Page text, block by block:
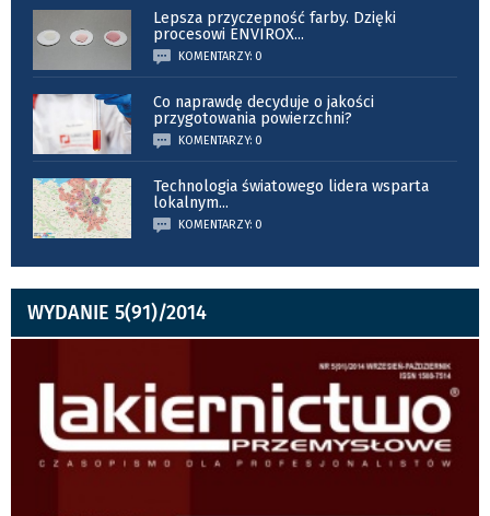
Lepsza przyczepność farby. Dzięki
procesowi ENVIROX...
KOMENTARZY: 0
Co naprawdę decyduje o jakości
przygotowania powierzchni?
KOMENTARZY: 0
Technologia światowego lidera wsparta
lokalnym...
KOMENTARZY: 0
WYDANIE 5(91)/2014